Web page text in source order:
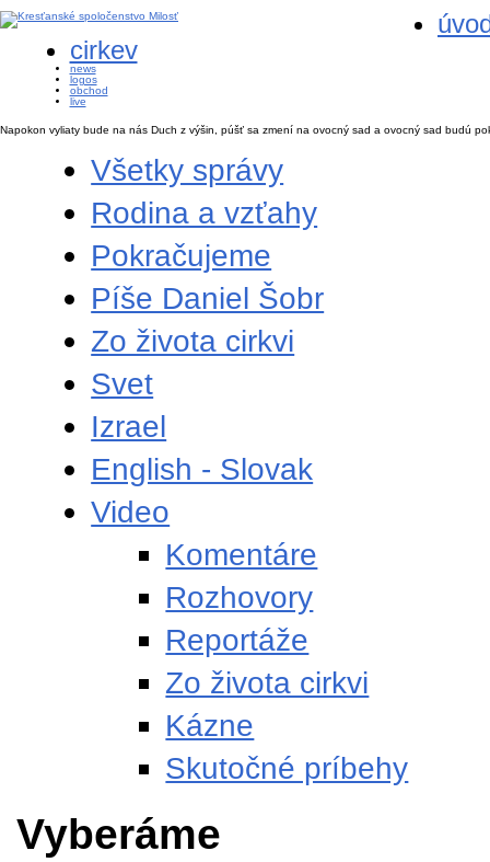
cirkev
news
logos
obchod
live
Napokon vyliaty bude na nás Duch z výšin, púšť sa zmení na ovocný sad a ovocný sad budú
Všetky správy
Rodina a vzťahy
Pokračujeme
Píše Daniel Šobr
Zo života cirkvi
Svet
Izrael
English - Slovak
Video
Komentáre
Rozhovory
Reportáže
Zo života cirkvi
Kázne
Skutočné príbehy
Vyberáme